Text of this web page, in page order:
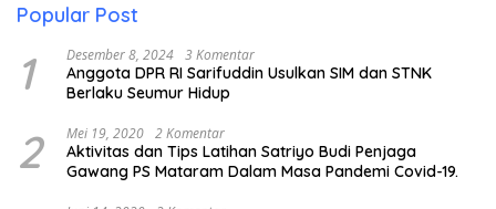
Popular Post
1 Desember 8, 2024 3 Komentar
Anggota DPR RI Sarifuddin Usulkan SIM dan STNK
Berlaku Seumur Hidup
2 Mei 19, 2020 2 Komentar
Aktivitas dan Tips Latihan Satriyo Budi Penjaga
Gawang PS Mataram Dalam Masa Pandemi Covid-19.